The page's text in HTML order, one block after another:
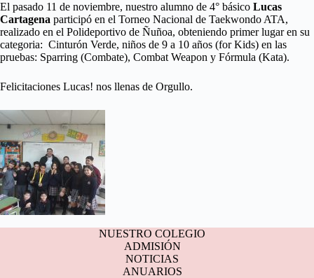
El pasado 11 de noviembre, nuestro alumno de 4° básico Lucas
Cartagena participó en el Torneo Nacional de Taekwondo ATA,
realizado en el Polideportivo de Ñuñoa, obteniendo primer lugar en su
categoria: Cinturón Verde, niños de 9 a 10 años (for Kids) en las
pruebas: Sparring (Combate), Combat Weapon y Fórmula (Kata).
Felicitaciones Lucas! nos llenas de Orgullo.
NUESTRO COLEGIO
ADMISIÓN
NOTICIAS
ANUARIOS